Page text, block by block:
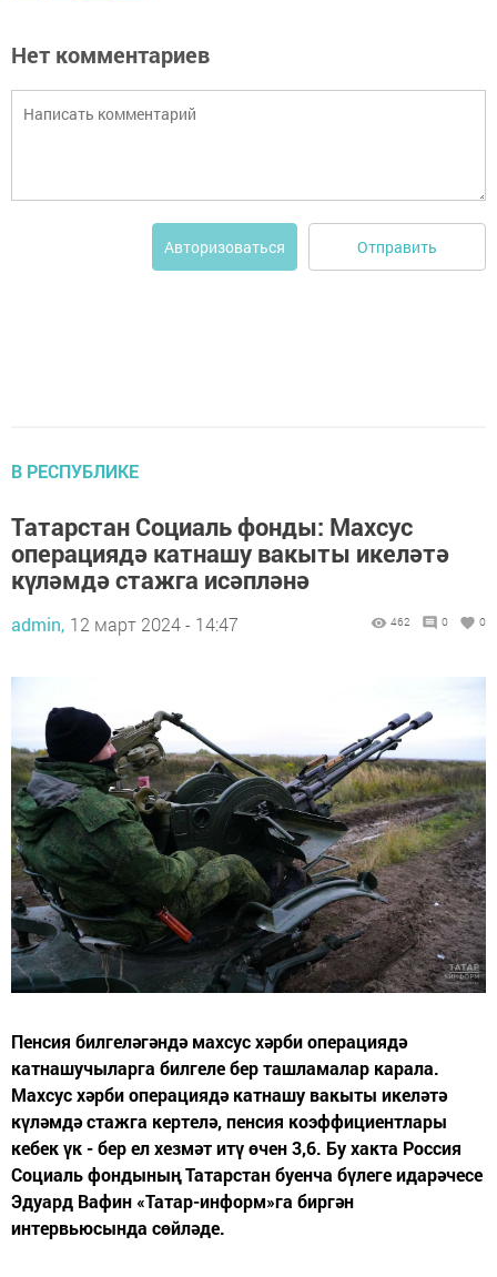
Нет комментариев
Авторизоваться Отправить
В РЕСПУБЛИКЕ
Татарстан Социаль фонды: Махсус
операциядә катнашу вакыты икеләтә
күләмдә стажга исәпләнә
admin, 12 март 2024 - 14:47 462 0 0
Пенсия билгеләгәндә махсус хәрби операциядә
катнашучыларга билгеле бер ташламалар карала.
Махсус хәрби операциядә катнашу вакыты икеләтә
күләмдә стажга кертелә, пенсия коэффициентлары
кебек үк - бер ел хезмәт итү өчен 3,6. Бу хакта Россия
Социаль фондының Татарстан буенча бүлеге идарәчесе
Эдуард Вафин «Татар-информ»га биргән
интервьюсында сөйләде.